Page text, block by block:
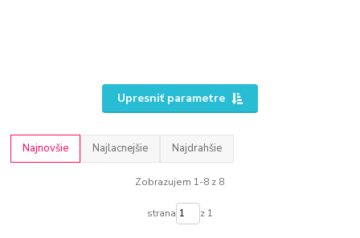
Upresniť parametre
Najnovšie Najlacnejšie Najdrahšie
Zobrazujem 1-8 z 8
strana z 1